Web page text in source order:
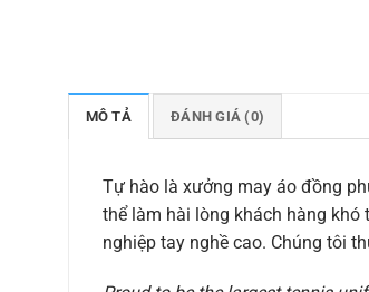
MÔ TẢ ĐÁNH GIÁ (0)
Tự hào là xưởng may áo đồng
thể làm hài lòng khách hàng
nghiệp tay nghề cao. Chúng tôi